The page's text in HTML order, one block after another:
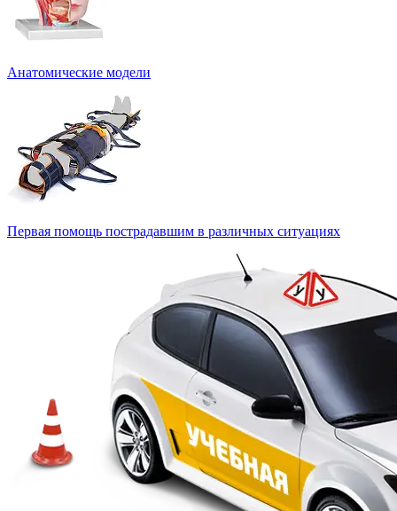
Анатомические модели
Первая помощь пострадавшим в различных ситуациях